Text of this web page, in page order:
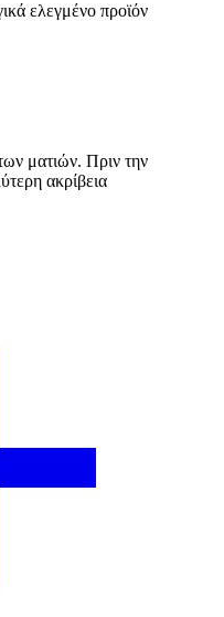
ελεγμένο προϊόν
ματιών. Πριν την
ακρίβεια